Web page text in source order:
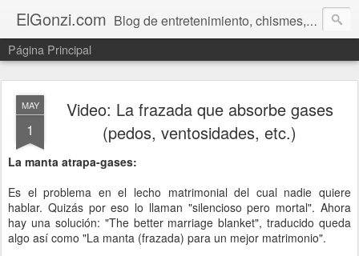
ElGonzi.com Blog de entretenimiento, chismes, humor, farándula, curiosidades, ovnis, noticias calientes, fotos, videos, paranormal y ¡más!
Página Principal
MAY
1
Video: La frazada que absorbe gases
(pedos, ventosidades, etc.)
La manta atrapa-gases:
Es el problema en el lecho matrimonial del cual nadie quiere
hablar. Quizás por eso lo llaman "silencioso pero mortal". Ahora
hay una solución: "The better marriage blanket", traducido queda
algo así como "La manta (frazada) para un mejor matrimonio".